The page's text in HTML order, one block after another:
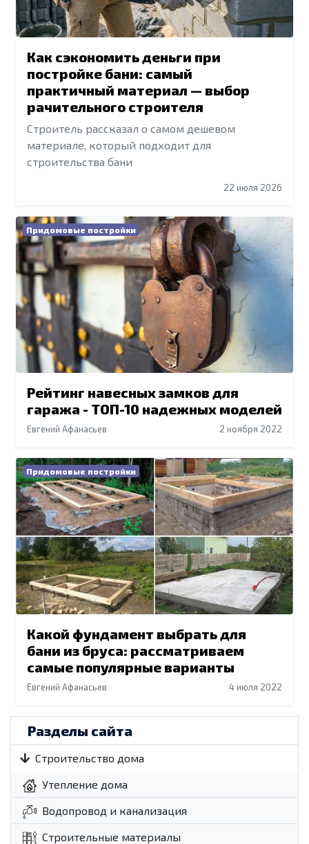
Как сэкономить деньги при
постройке бани: самый
практичный материал — выбор
рачительного строителя
Строитель рассказал о самом дешевом
материале, который подходит для
строительства бани
22 июля 2026
Придомовые постройки
Рейтинг навесных замков для
гаража - ТОП-10 надежных моделей
Евгений Афанасьев 2 ноября 2022
Придомовые постройки
Какой фундамент выбрать для
бани из бруса: рассматриваем
самые популярные варианты
Евгений Афанасьев 4 июля 2022
Разделы сайта
Строительство дома
Утепление дома
Водопровод и канализация
Строительные материалы